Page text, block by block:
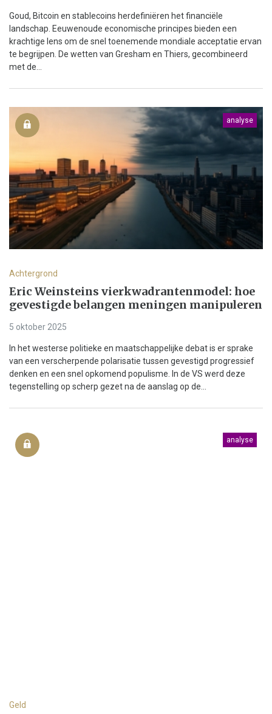
Goud, Bitcoin en stablecoins herdefiniëren het financiële
landschap. Eeuwenoude economische principes bieden een
krachtige lens om de snel toenemende mondiale acceptatie ervan
te begrijpen. De wetten van Gresham en Thiers, gecombineerd
met de...
analyse
Achtergrond
Eric Weinsteins vierkwadrantenmodel: hoe
gevestigde belangen meningen manipuleren
5 oktober 2025
In het westerse politieke en maatschappelijke debat is er sprake
van een verscherpende polarisatie tussen gevestigd progressief
denken en een snel opkomend populisme. In de VS werd deze
tegenstelling op scherp gezet na de aanslag op de...
analyse
Geld